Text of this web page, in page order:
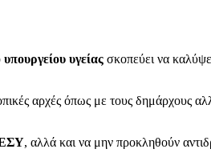
υπουργείου υγείας σκοπεύει να
αρχές όπως με τους δημάρχους
, αλλά και να μην προκληθούν